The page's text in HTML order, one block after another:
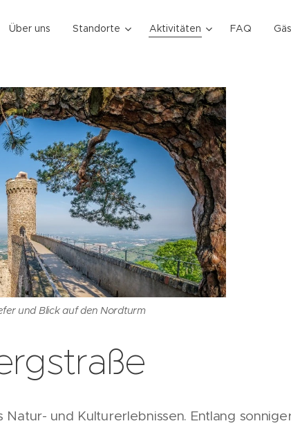
Über uns Standorte Aktivitäten FAQ
und Blick auf den Nordturm
und Kulturerlebnissen. Entlang